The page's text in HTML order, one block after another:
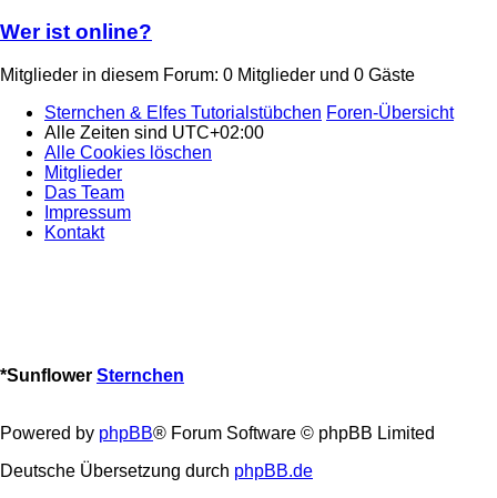
Wer ist online?
Mitglieder in diesem Forum: 0 Mitglieder und 0 Gäste
Sternchen & Elfes Tutorialstübchen Foren-Übersicht
Alle Zeiten sind UTC+02:00
Alle Cookies löschen
Mitglieder
Das Team
Impressum
Kontakt
*Sunflower Sternchen
Powered by phpBB® Forum Software © phpBB Limited
Deutsche Übersetzung durch phpBB.de